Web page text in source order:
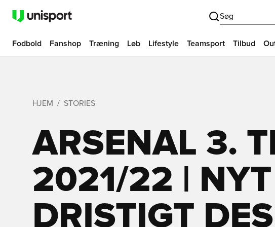
Søg
Fodbold Fanshop Træning Løb Lifestyle Teamsport Tilbud
HJEM STORIES
ARSENAL 3.
2021/22 | NYT
DRISTIGT